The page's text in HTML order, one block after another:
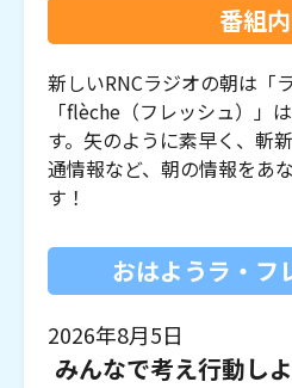
番組
新しいRNCラジオの朝は「
「flèche（フレッシュ）」
す。矢のように素早く、斬
通情報など、朝の情報をあ
す！
おはようラ・フ
2026年8月5日
みんなで考え行動し